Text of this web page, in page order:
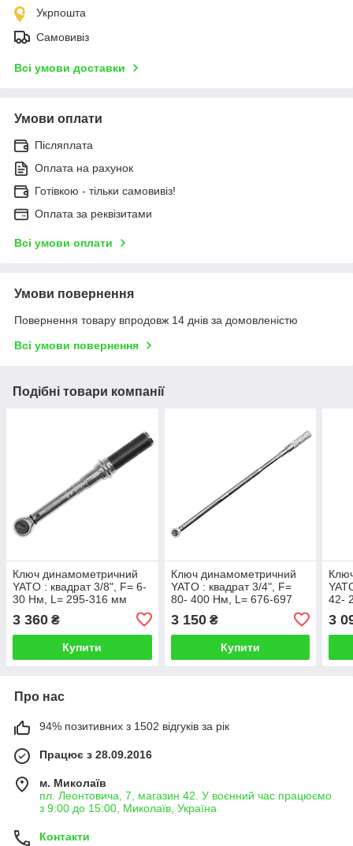
Укрпошта
Самовивіз
Всі умови доставки
Умови оплати
Післяплата
Оплата на рахунок
Готівкою - тільки самовивіз!
Оплата за реквізитами
Всі умови оплати
Умови повернення
Повернення товару впродовж 14 днів за домовленістю
Всі умови повернення
Подібні товари компанії
Ключ динамометричний
YATO : квадрат 3/8", F= 6-
30 Нм, L= 295-316 мм
3 360 ₴
Купити
Ключ динамометричний
YATO : квадрат 3/4", F=
80- 400 Нм, L= 676-697
3 150₴
Купити
42-
3
Про нас
94% позитивних з 1502 відгуків за рік
Працює з 28.09.2016
м. Миколаїв
пл. Леонтовича, 7, магазин 42. У воєнний час працюємо
з 9:00 до 15:00, Миколаїв, Україна
Контакти